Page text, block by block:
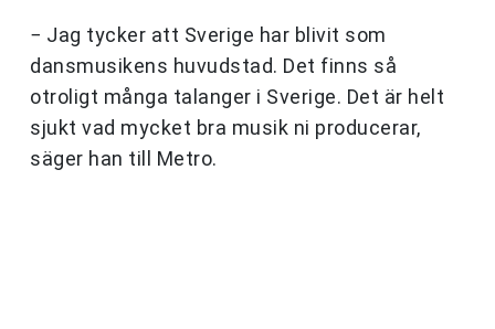
− Jag tycker att Sverige har blivit som
dansmusikens huvudstad. Det finns så
otroligt många talanger i Sverige. Det är helt
sjukt vad mycket bra musik ni producerar,
säger han till Metro.